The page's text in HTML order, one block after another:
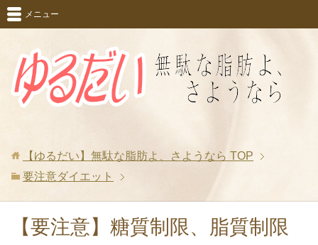
メニュー
【ゆるだい】無駄な脂肪よ、さようなら TOP
要注意ダイエット
【要注意】糖質制限、脂質制限